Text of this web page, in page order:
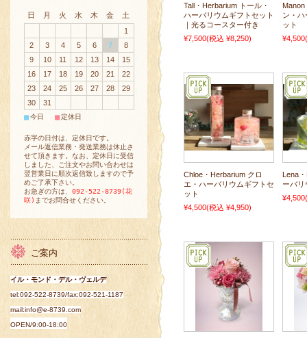
Tall・Herbarium トール・
ハーバリウムギフトセット
｜光るコースター付き
¥7,500(税込 ¥8,250)
Manon
ン・ハ
ット
¥4,500
Chloe・Herbarium クロ
エ・ハーバリウムギフトセ
ット
¥4,500(税込 ¥4,950)
Lena
ーバリ
¥4,500
日 月 火 水 木 金
土
1
2
3 4 5 6 7
8
9
10 11 12 13 14
15
16
17 18 19 20 21
22
23
24 25 26 27 28
29
30
31
■今日 ■定休日
赤字の日付は、定休日です。
メール返信業務・発送業務は休止さ
せて頂きます。なお、定休日に受信
しました、ご注文やお問い合わせは
翌営業日に順次返信致しますので予
めご了承下さい。
お急ぎの方は、 092-522-8739(花
咲) までお問合せください。
ご案内
イル・モンド・デル・ヴェルデ
tel:092-522-8739/fax:092-521-1187
mail:info@e-8739.com
OPEN/9:00-18:00